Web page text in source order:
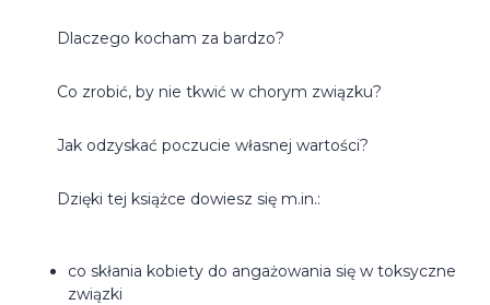
Dlaczego kocham za bardzo?
Co zrobić, by nie tkwić w chorym związku?
Jak odzyskać poczucie własnej wartości?
Dzięki tej książce dowiesz się m.in.:
co skłania kobiety do angażowania się w toksyczne
związki